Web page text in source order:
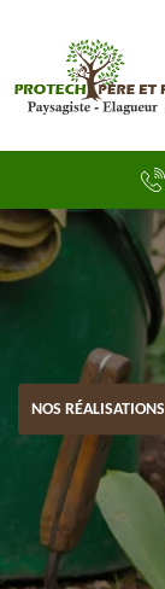
NOS RÉALISATIONS